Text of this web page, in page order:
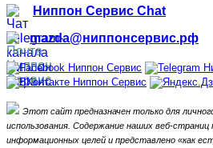
Ниппон Сервис Chat
mazda@ниппонсервис.рф
Этот сайт предназначен только для
использования. Содержание наших веб-страниц
информационных целей и представлено «как